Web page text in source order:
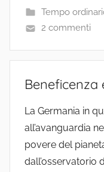
Tempo
2 commenti
La Germania in
all’avanguardia
povere del
dall’osservatorio